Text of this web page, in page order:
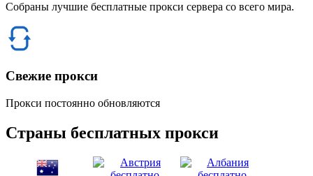
Собраны лучшие бесплатные прокси сервера со всего мира.
Свежие прокси
Прокси постоянно обновляются
Страны бесплатных прокси